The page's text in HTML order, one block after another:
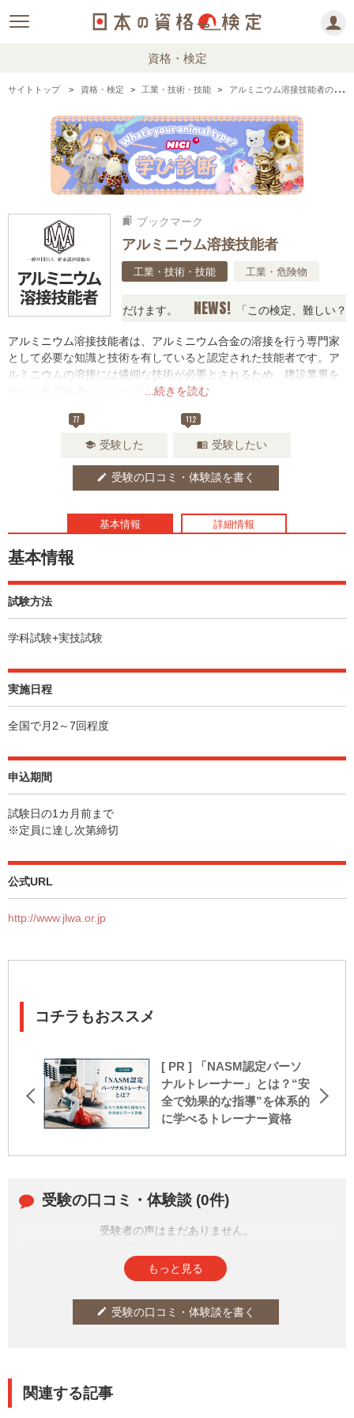
資格・検定
サイトトップ 資格・検定 工業・技術・技能 アルミニウム溶接技能者の情報まとめ
bookmarks ブックマーク
アルミニウム溶接技能者
工業・技術・技能 工業・危険物
下からお読みいただけます。 NEWS! 「この検定、難しい？」
...続きを読む
アルミニウム溶接技能者は、アルミニウム合金の溶接を行う専門家
として必要な知識と技術を有していると認定された技能者です。ア
ルミニウムの溶接には繊細な技術が必要とされるため、建設業界を
中心に有資格者へのニーズは高いでしょう。
77
school 受験した
112
menu_book 受験したい
edit 受験の口コミ・体験談を書く
基本情報 詳細情報
基本情報
試験方法
学科試験+実技試験
実施日程
全国で月2～7回程度
申込期間
試験日の1カ月前まで
※定員に達し次第締切
公式URL
http://www.jlwa.or.jp
コチラもおススメ
[ PR ] 「NASM認定パーソ
ナルトレーナー」とは？“安
全で効果的な指導”を体系的
に学べるトレーナー資格
受験の口コミ・体験談 (0件)
受験者の声はまだありません。
もっと見る
edit 受験の口コミ・体験談を書く
関連する記事